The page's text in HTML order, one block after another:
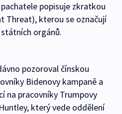
popisuje zkratkou
Threat), kterou se označují
orgánů.
pozoroval čínskou
Bidenovy kampaně a
na pracovníky Trumpovy
který vede oddělení